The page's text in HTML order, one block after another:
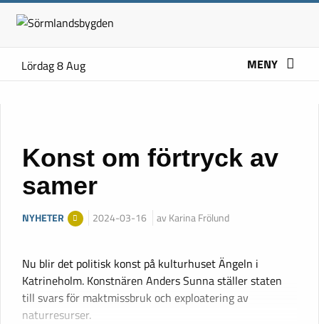
Lördag 8 Aug MENY
Konst om förtryck av
samer
NYHETER 2024-03-16 av Karina Frölund
Nu blir det politisk konst på kulturhuset Ängeln i
Katrineholm. Konstnären Anders Sunna ställer staten
till svars för maktmissbruk och exploatering av
naturresurser.